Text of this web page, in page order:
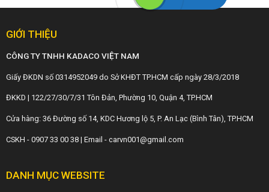
GIỚI THIỆU
CÔNG TY TNHH KADACO VIỆT NAM
Giấy ĐKDN số 0314952049 do Sở KHĐT TP.HCM cấp ngày 28/3/2018
ĐKKD | 122/27/30/7/31 Tôn Đản, Phường 10, Quận 4, TP.HCM
Cửa hàng: 36 Đường số 14, KDC Hương lộ 5, P. An Lạc (Bình Tân), TP.HCM
CSKH - 0907 33 00 38 | Email - carvn001@gmail.com
DANH MỤC WEBSITE